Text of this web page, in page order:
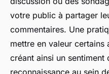
votre public à partager
commentaires. Une
mettre en valeur certains
créant ainsi un sentiment